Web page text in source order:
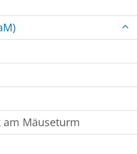
am Mäuseturm